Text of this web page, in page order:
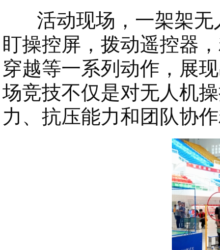
活动现场，一架架无
盯操控屏，拨动遥控器
穿越等一系列动作，展
场竞技不仅是对无人机
力、抗压能力和团队协